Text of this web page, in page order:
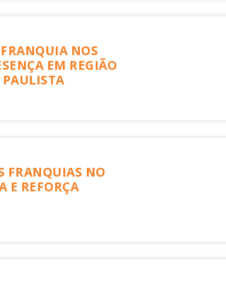
NOS
EM REGIÃO
PAULISTA
FRANQUIAS NO
E REFORÇA